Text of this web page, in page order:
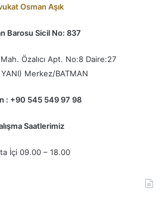
Osman Aşık
Barosu Sicil No: 837
Özalıcı Apt. No:8 Daire:27
YANI) Merkez/BATMAN
: +90 545 549 97 98
Saatlerimiz
İçi 09.00 – 18.00